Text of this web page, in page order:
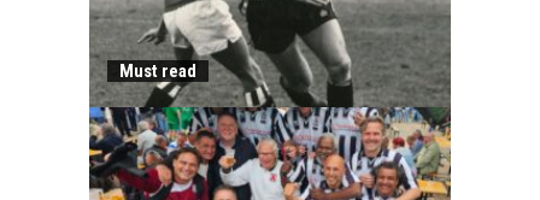
Must read